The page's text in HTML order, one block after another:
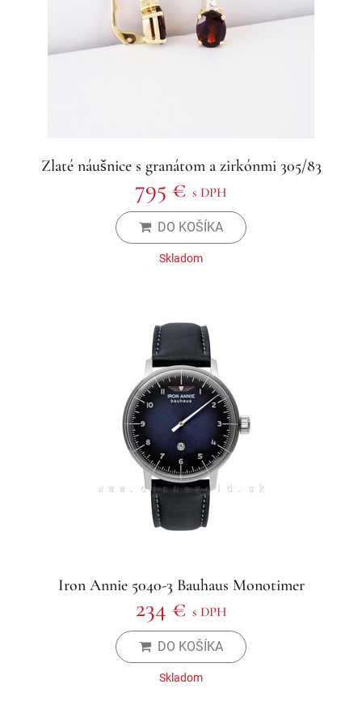
Zlaté náušnice s granátom a zirkónmi 305/83
795 € s DPH
DO KOŠÍKA
Skladom
Iron Annie 5040-3 Bauhaus Monotimer
234 € s DPH
DO KOŠÍKA
Skladom